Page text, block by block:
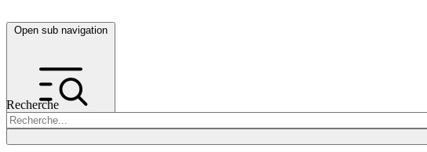
Open sub navigation
Recherche